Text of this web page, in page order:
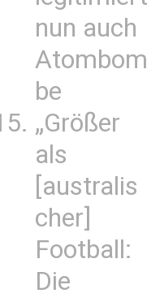
nun auch
Atombom
be
„Größer
als
[australis
cher]
Football:
Die